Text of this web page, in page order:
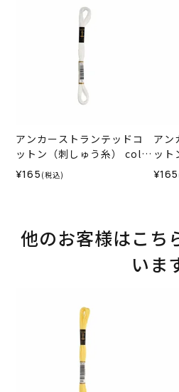
アンカーストランテッドコ
ットン（刺しゅう糸） col.0
1
¥165 (税込)
アン
ッ
03
¥165
他のお客様はこち
いま